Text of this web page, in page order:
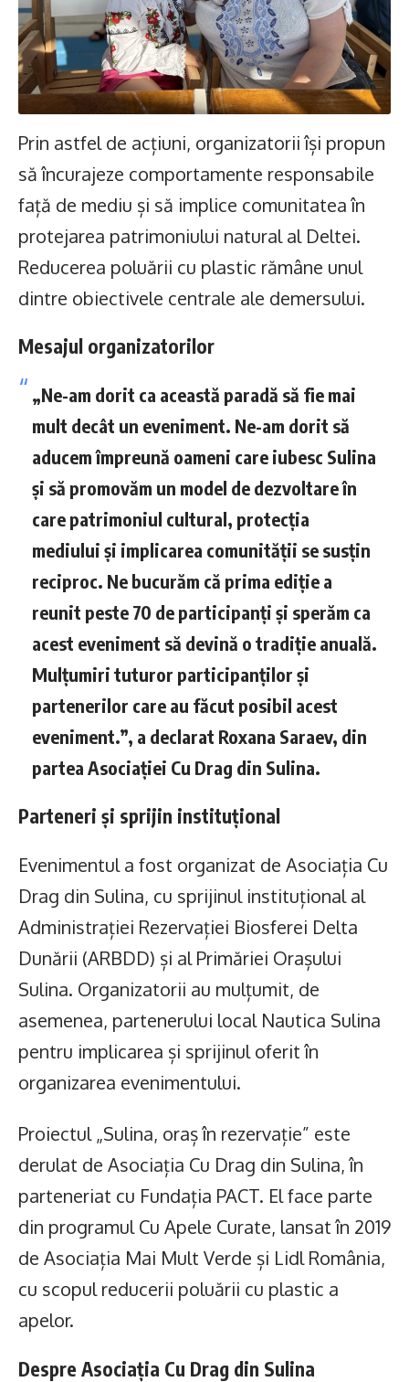
Prin astfel de acțiuni, organizatorii își propun
să încurajeze comportamente responsabile
față de mediu și să implice comunitatea în
protejarea patrimoniului natural al Deltei.
Reducerea poluării cu plastic rămâne unul
dintre obiectivele centrale ale demersului.
Mesajul organizatorilor
„Ne-am dorit ca această paradă să fie mai
mult decât un eveniment. Ne-am dorit să
aducem împreună oameni care iubesc Sulina
și să promovăm un model de dezvoltare în
care patrimoniul cultural, protecția
mediului și implicarea comunității se susțin
reciproc. Ne bucurăm că prima ediție a
reunit peste 70 de participanți și sperăm ca
acest eveniment să devină o tradiție anuală.
Mulțumiri tuturor participanților și
partenerilor care au făcut posibil acest
eveniment.”, a declarat Roxana Saraev, din
partea Asociației Cu Drag din Sulina.
Parteneri și sprijin instituțional
Evenimentul a fost organizat de Asociația Cu
Drag din Sulina, cu sprijinul instituțional al
Administrației Rezervației Biosferei Delta
Dunării (ARBDD) și al Primăriei Orașului
Sulina. Organizatorii au mulțumit, de
asemenea, partenerului local Nautica Sulina
pentru implicarea și sprijinul oferit în
organizarea evenimentului.
Proiectul „Sulina, oraș în rezervație” este
derulat de Asociația Cu Drag din Sulina, în
parteneriat cu Fundația PACT. El face parte
din programul Cu Apele Curate, lansat în 2019
de Asociația Mai Mult Verde și Lidl România,
cu scopul reducerii poluării cu plastic a
apelor.
Despre Asociația Cu Drag din Sulina